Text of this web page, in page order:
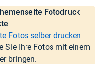
Fotodruck
Fotos selber drucken
Sie Ihre Fotos mit einem
bringen.